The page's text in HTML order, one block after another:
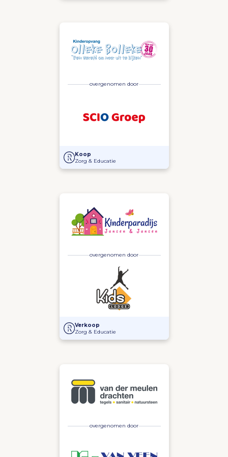
overgenomen door
SCIO Groep heeft de activa in Kinderopvang Olleke
Koop
Zorg & Educatie
overgenomen door
Overname Kinderparadijs Jansen & Jansen door
Verkoop
Zorg & Educatie
overgenomen door